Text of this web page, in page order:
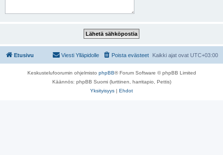
Etusivu Kaikki ajat ovat UTC+03:00
Poista evästeet
Viesti Ylläpidolle
Keskustelufoorumin ohjelmisto phpBB® Forum Software © phpBB Limited
Käännös: phpBB Suomi (lurttinen, harritapio, Pettis)
Yksityisyys | Ehdot